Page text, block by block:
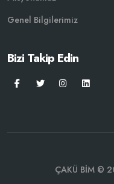
Genel Bilgilerimiz
Bizi Takip Edin
ÇAKÜ BİM ©